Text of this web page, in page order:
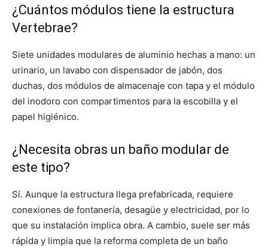
¿Cuántos módulos tiene la estructura
Vertebrae?
Siete unidades modulares de aluminio hechas a mano: un
urinario, un lavabo con dispensador de jabón, dos
duchas, dos módulos de almacenaje con tapa y el módulo
del inodoro con compartimentos para la escobilla y el
papel higiénico.
¿Necesita obras un baño modular de
este tipo?
Sí. Aunque la estructura llega prefabricada, requiere
conexiones de fontanería, desagüe y electricidad, por lo
que su instalación implica obra. A cambio, suele ser más
rápida y limpia que la reforma completa de un baño